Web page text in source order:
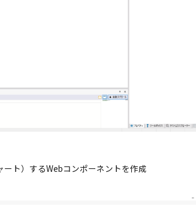
ト）するWebコンポーネントを作成